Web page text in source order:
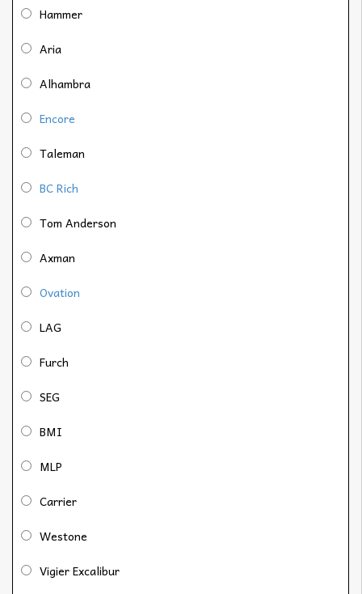
Hammer
Aria
Alhambra
Encore
Taleman
BC Rich
Tom Anderson
Axman
Ovation
LAG
Furch
SEG
BMI
MLP
Carrier
Westone
Vigier Excalibur